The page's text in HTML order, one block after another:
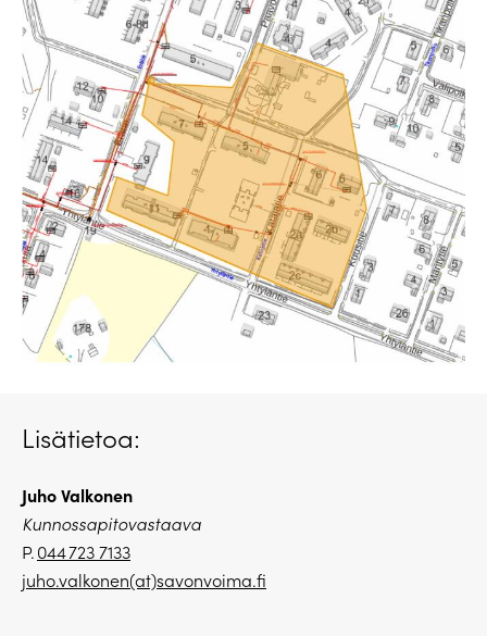
Lisätietoa:
Juho Valkonen
Kunnossapitovastaava
P.044 723 7133
juho.valkonen(at)savonvoima.fi